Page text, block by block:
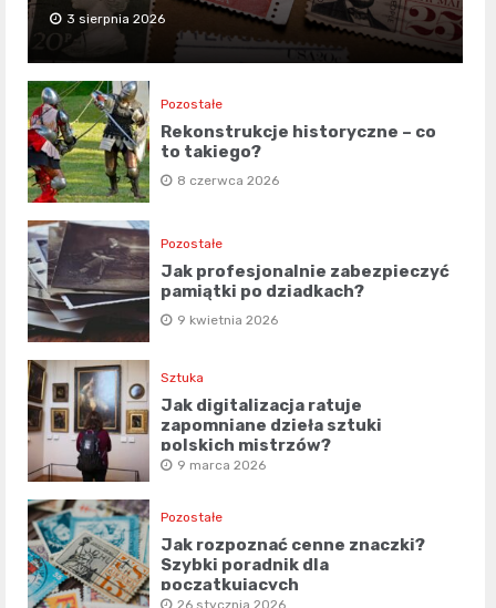
3 sierpnia 2026
Pozostałe
Rekonstrukcje historyczne – co
to takiego?
8 czerwca 2026
Pozostałe
Jak profesjonalnie zabezpieczyć
pamiątki po dziadkach?
9 kwietnia 2026
Sztuka
Jak digitalizacja ratuje
zapomniane dzieła sztuki
polskich mistrzów?
9 marca 2026
Pozostałe
Jak rozpoznać cenne znaczki?
Szybki poradnik dla
początkujących
26 stycznia 2026